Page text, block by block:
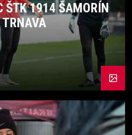
ŠTK 1914 ŠAMORÍN
TRNAVA